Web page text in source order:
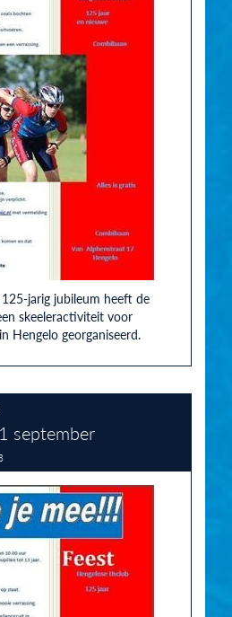
jarig jubileum heeft de
skeeleractiviteit voor
Hengelo georganiseerd.
september